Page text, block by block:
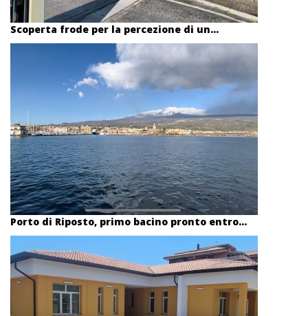
Scoperta frode per la percezione di un...
Porto di Riposto, primo bacino pronto entro...